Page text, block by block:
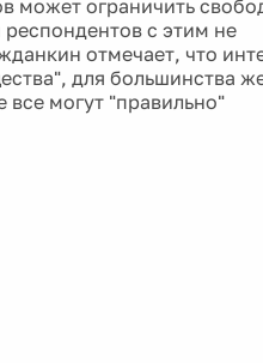
может ограничить
с этим не
отмечает, что
для большинства
все могут "правильно"